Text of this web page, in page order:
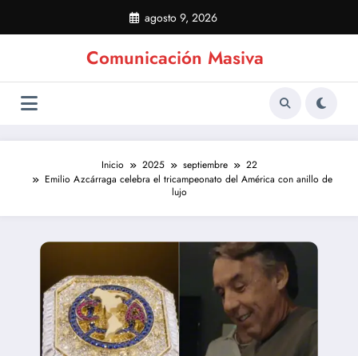
contenido
agosto 9, 2026
Comunicación Masiva
Inicio 2025 septiembre
22
Emilio Azcárraga celebra el tricampeonato del América con anillo de
lujo